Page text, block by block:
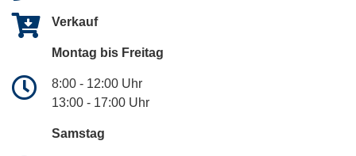
Verkauf
Montag bis Freitag
8:00 - 12:00 Uhr
13:00 - 17:00 Uhr
Samstag